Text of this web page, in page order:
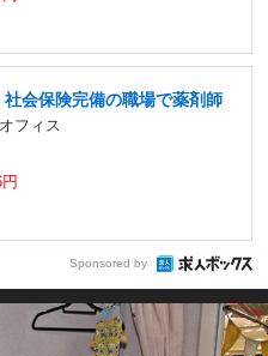
会保険完備の職場で薬剤師
フィス
Sponsored by